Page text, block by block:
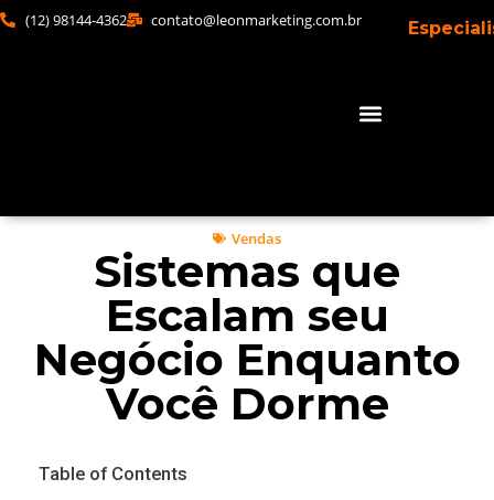
(12) 98144-4362 contato@leonmarketing.com.br
Vendas
Sistemas que
Escalam seu
Negócio Enquanto
Você Dorme
Table of Contents